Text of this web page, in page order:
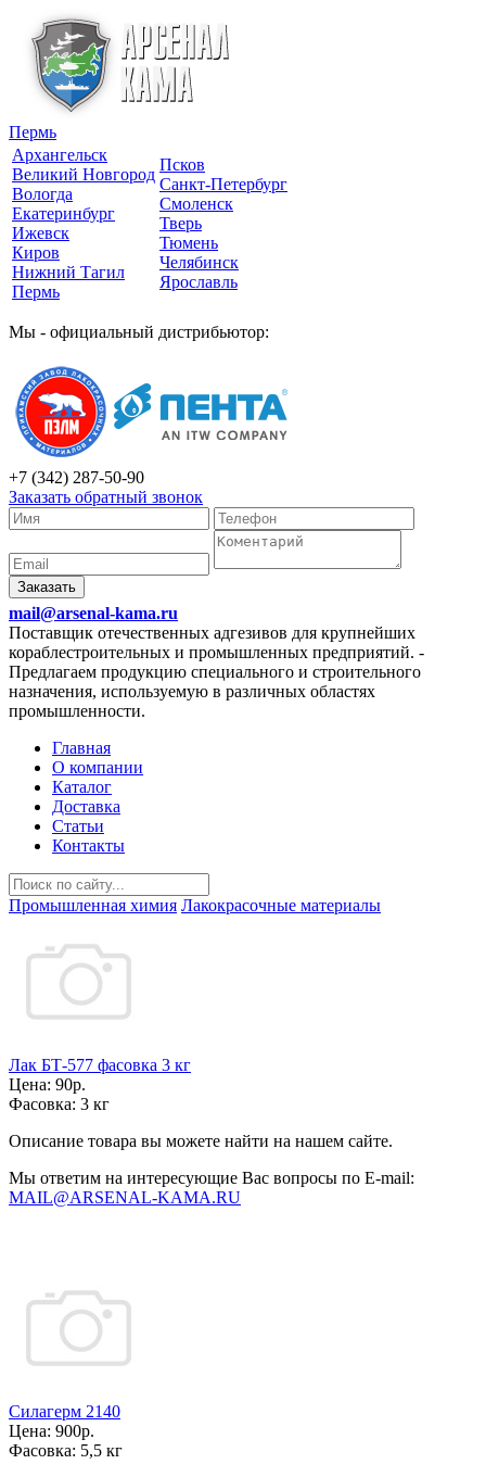
Пермь
Архангельск
Великий Новгород
Вологда
Екатеринбург
Ижевск
Киров
Нижний Тагил
Пермь
Псков
Санкт-Петербург
Смоленск
Тверь
Тюмень
Челябинск
Ярославль
Мы - официальный дистрибьютор:
+7 (342) 287-50-90
Заказать обратный звонок
Заказать
mail@arsenal-kama.ru
Поставщик отечественных адгезивов для крупнейших
кораблестроительных и промышленных предприятий. -
Предлагаем продукцию специального и строительного
назначения, используемую в различных областях
промышленности.
Главная
О компании
Каталог
Доставка
Статьи
Контакты
Промышленная химия Лакокрасочные материалы
Лак БТ-577 фасовка 3 кг
Цена: 90р.
Фасовка: 3 кг
Описание товара вы можете найти на нашем сайте.
Мы ответим на интересующие Вас вопросы по E-mail:
MAIL@ARSENAL-KAMA.RU
Силагерм 2140
Цена: 900р.
Фасовка: 5,5 кг